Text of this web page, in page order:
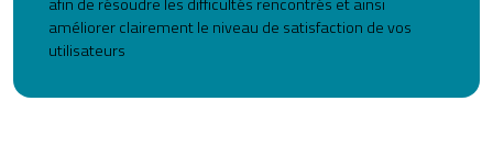
améliorer clairement le niveau de satisfaction de vos
utilisateurs